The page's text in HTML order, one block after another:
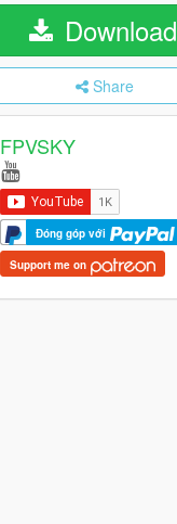
Download
Share
FPVSKY
Đóng góp với
Support me on